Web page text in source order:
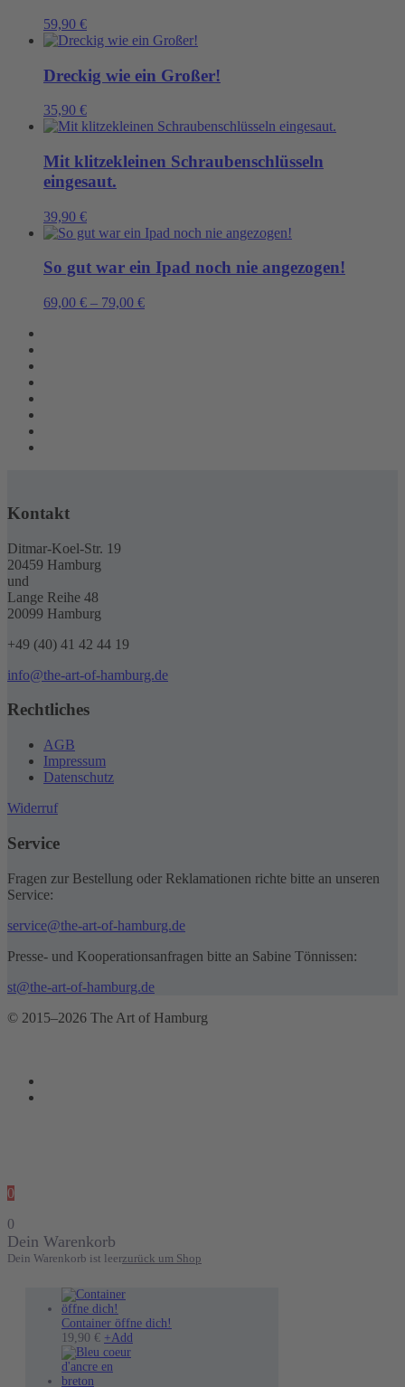
59,90 €
Dreckig wie ein Großer!
35,90 €
Mit klitzekleinen Schraubenschlüsseln
eingesaut.
39,90 €
So gut war ein Ipad noch nie angezogen!
69,00 € – 79,00 €
Kontakt
Ditmar-Koel-Str. 19
20459 Hamburg
und
Lange Reihe 48
20099 Hamburg
+49 (40) 41 42 44 19
info@the-art-of-hamburg.de
Rechtliches
AGB
Impressum
Datenschutz
Widerruf
Service
Fragen zur Bestellung oder Reklamationen richte bitte an unseren
Service:
service@the-art-of-hamburg.de
Presse- und Kooperationsanfragen bitte an Sabine Tönnissen:
st@the-art-of-hamburg.de
© 2015–2026 The Art of Hamburg
0
0
Dein Warenkorb
Dein Warenkorb ist leerzurück um Shop
Container öffne dich!
19,90 € +Add